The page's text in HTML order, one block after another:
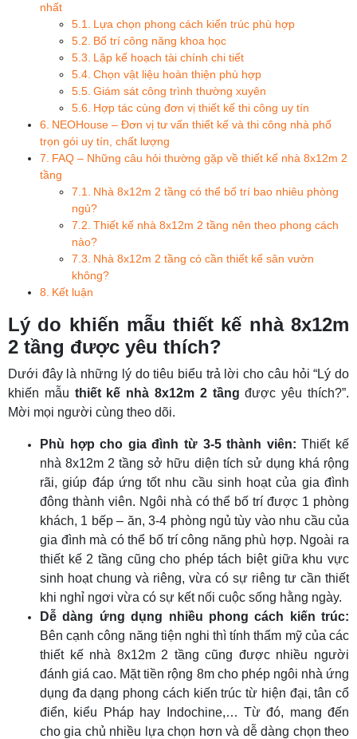
nhất
Lựa chọn phong cách kiến trúc phù hợp
Bố trí công năng khoa học
Lập kế hoạch tài chính chi tiết
Chọn vật liệu hoàn thiện phù hợp
Giám sát công trình thường xuyên
Hợp tác cùng đơn vị thiết kế thi công uy tín
NEOHouse – Đơn vị tư vấn thiết kế và thi công nhà phố
trọn gói uy tín, chất lượng
FAQ – Những câu hỏi thường gặp về thiết kế nhà 8x12m 2
tầng
Nhà 8x12m 2 tầng có thể bố trí bao nhiêu phòng
ngủ?
Thiết kế nhà 8x12m 2 tầng nên theo phong cách
nào?
Nhà 8x12m 2 tầng có cần thiết kế sân vườn
không?
Kết luận
Lý do khiến mẫu thiết kế nhà 8x12m
2 tầng được yêu thích?
Dưới đây là những lý do tiêu biểu trả lời cho câu hỏi “Lý do
khiến mẫu thiết kế nhà 8x12m 2 tầng được yêu thích?”.
Mời mọi người cùng theo dõi.
Phù hợp cho gia đình từ 3-5 thành viên: Thiết kế
nhà 8x12m 2 tầng sở hữu diện tích sử dụng khá rộng
rãi, giúp đáp ứng tốt nhu cầu sinh hoạt của gia đình
đông thành viên. Ngôi nhà có thể bố trí được 1 phòng
khách, 1 bếp – ăn, 3-4 phòng ngủ tùy vào nhu cầu của
gia đình mà có thể bố trí công năng phù hợp. Ngoài ra
thiết kế 2 tầng cũng cho phép tách biệt giữa khu vực
sinh hoạt chung và riêng, vừa có sự riêng tư cần thiết
khi nghỉ ngơi vừa có sự kết nối cuộc sống hằng ngày.
Dễ dàng ứng dụng nhiều phong cách kiến trúc:
Bên cạnh công năng tiện nghi thì tính thẩm mỹ của các
thiết kế nhà 8x12m 2 tầng cũng được nhiều người
đánh giá cao. Mặt tiền rộng 8m cho phép ngôi nhà ứng
dụng đa dạng phong cách kiến trúc từ hiện đại, tân cổ
điển, kiểu Pháp hay Indochine,… Từ đó, mang đến
cho gia chủ nhiều lựa chọn hơn và dễ dàng chọn theo